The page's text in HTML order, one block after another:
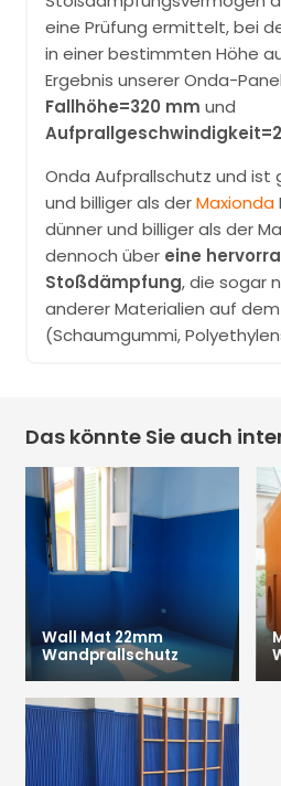
eine Prüfung ermittelt, bei
in einer bestimmten Höhe
Ergebnis unserer Onda-
Fallhöhe=320 mm und
Onda Aufprallschutz und ist
und billiger als derMaxionda
dünner und billiger als der
dennoch über eine
Stoßdämpfung, die sogar
anderer Materialien auf
(Schaumgummi,
Das könnte Sie auch
Wall Mat 22mm
Wandprallschutz